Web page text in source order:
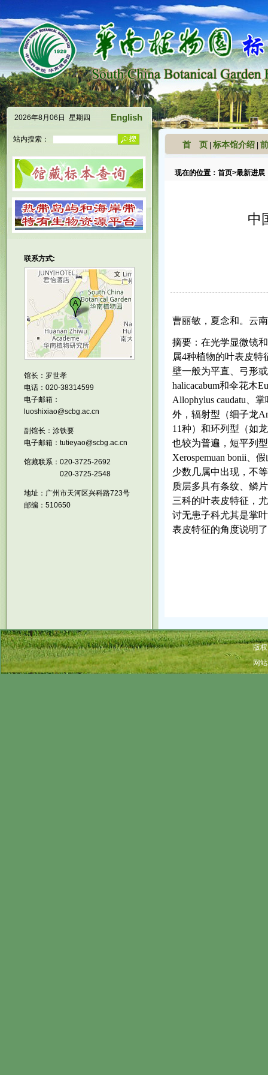
2026年8月06日 星期四 English
站内搜索：
联系方式:
馆长：罗世孝
电话：020-38314599
电子邮箱：
luoshixiao@scbg.ac.cn
副馆长：涂铁要
电子邮箱：tutieyao@scbg.ac.cn
馆藏联系：020-3725-2692
020-3725-2548
地址：广州市天河区兴科路723号
邮编：510650
首 页 标本馆介绍
现在的位置： 首页>最新进展
中
曹丽敏，夏念和。云
摘要：在光学显微镜
属4种植物的叶表皮特
壁一般为平直、弓形
halicacabum和伞花木
Allophylus caudatu 、
外，辐射型（细子龙
11种）和环列型（如
也较为普遍，短平列
Xerospemuan bonii 、
少数几属中出现，不
质层多具有条纹、鳞
三科的叶表皮特征，
讨无患子科尤其是掌
表皮特征的角度说明
版
网